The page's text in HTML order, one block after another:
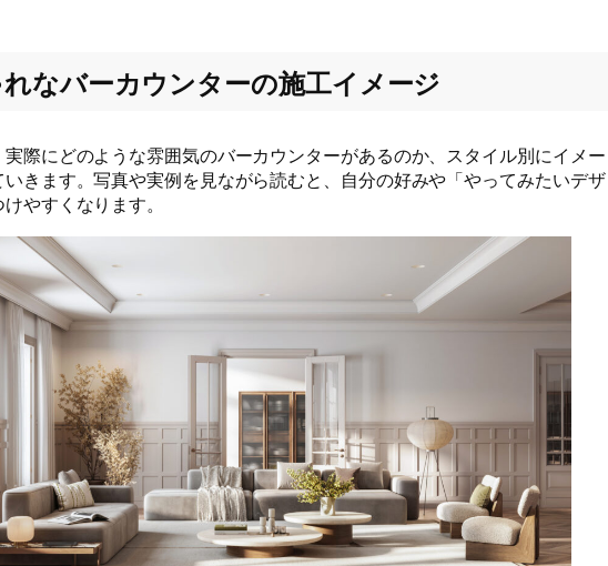
なバーカウンターの施工イメージ
際にどのような雰囲気のバーカウンターがあるのか、スタイル別にイメー
きます。写真や実例を見ながら読むと、自分の好みや「やってみたいデザ
やすくなります。